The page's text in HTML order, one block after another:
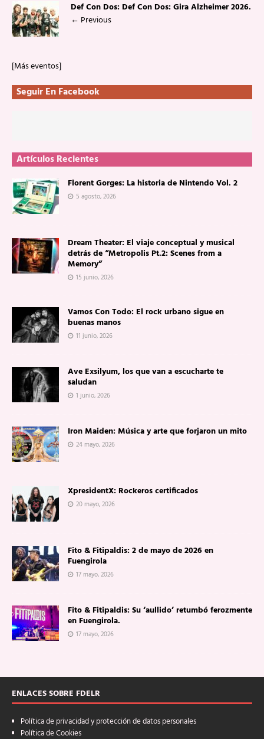
Def Con Dos: Def Con Dos: Gira Alzheimer 2026.
← Previous
[Más eventos]
Seguir En Facebook
Artículos Recientes
Florent Gorges: La historia de Nintendo Vol. 2
5 agosto, 2026
Dream Theater: El viaje conceptual y musical
detrás de “Metropolis Pt.2: Scenes from a
Memory”
15 junio, 2026
Vamos Con Todo: El rock urbano sigue en
buenas manos
11 junio, 2026
Ave Exsilyum, los que van a escucharte te
saludan
1 junio, 2026
Iron Maiden: Música y arte que forjaron un mito
24 mayo, 2026
XpresidentX: Rockeros certificados
20 mayo, 2026
Fito & Fitipaldis: 2 de mayo de 2026 en
Fuengirola
17 mayo, 2026
Fito & Fitipaldis: Su ‘aullido’ retumbó ferozmente
en Fuengirola.
17 mayo, 2026
ENLACES SOBRE FDELR
Política de privacidad y protección de datos personales
Política de Cookies